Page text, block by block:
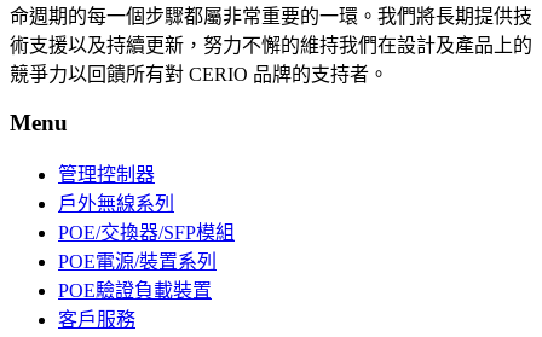
命週期的每一個步驟都屬非常重要的一環。我們將長期提供技
術支援以及持續更新，努力不懈的維持我們在設計及產品上的
競爭力以回饋所有對 CERIO 品牌的支持者。
Menu
管理控制器
戶外無線系列
POE/交換器/SFP模組
POE電源/裝置系列
POE驗證負載裝置
客戶服務